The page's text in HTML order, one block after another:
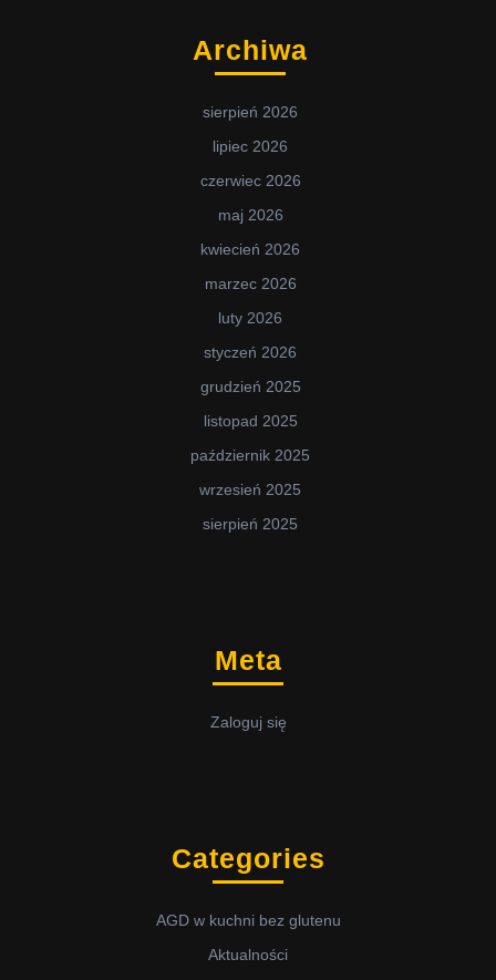
Archiwa
sierpień 2026
lipiec 2026
czerwiec 2026
maj 2026
kwiecień 2026
marzec 2026
luty 2026
styczeń 2026
grudzień 2025
listopad 2025
październik 2025
wrzesień 2025
sierpień 2025
Meta
Zaloguj się
Categories
AGD w kuchni bez glutenu
Aktualności